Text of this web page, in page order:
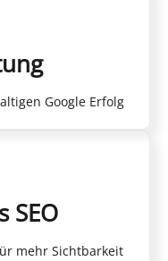
Google Erfolg
SEO
mehr Sichtbarkeit